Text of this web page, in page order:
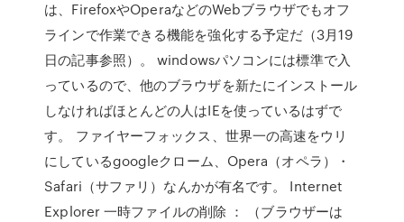
は、FirefoxやOperaなどのWebブラウザでもオフ
ラインで作業できる機能を強化する予定だ（3月19
日の記事参照）。 windowsパソコンには標準で入
っているので、他のブラウザを新たにインストール
しなければほとんどの人はIEを使っているはずで
す。 ファイヤーフォックス、世界一の高速をウリ
にしているgoogleクローム、Opera（オペラ）・
Safari（サファリ）なんかが有名です。 Internet
Explorer 一時ファイルの削除 ： （ブラウザーは